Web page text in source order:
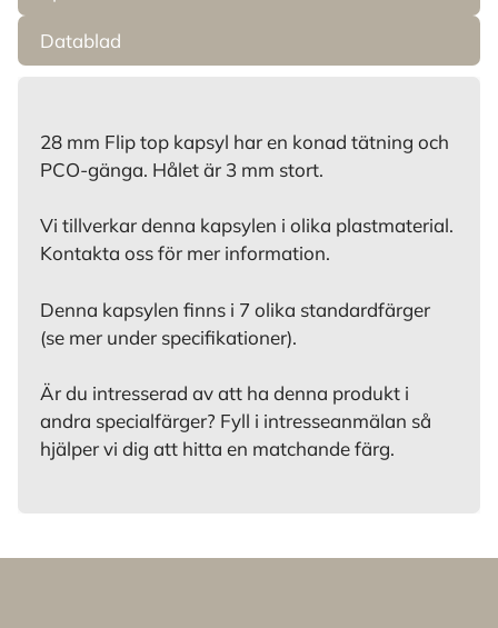
Datablad
28 mm Flip top kapsyl har en konad tätning och
PCO-gänga. Hålet är 3 mm stort.
Vi tillverkar denna kapsylen i olika plastmaterial.
Kontakta oss för mer information.
Denna kapsylen finns i 7 olika standardfärger
(se mer under specifikationer).
Är du intresserad av att ha denna produkt i
andra specialfärger? Fyll i intresseanmälan så
hjälper vi dig att hitta en matchande färg.